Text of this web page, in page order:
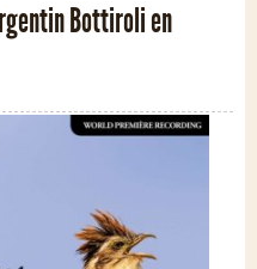
Bottiroli en